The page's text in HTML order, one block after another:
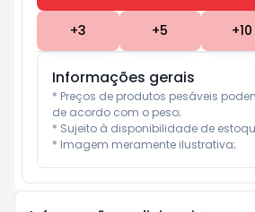
+3 +5 +10
Informações gerais
* Preços de produtos pesáveis
de acordo com o peso;
* Sujeito à disponibilidade de
* Imagem meramente ilustrativa;